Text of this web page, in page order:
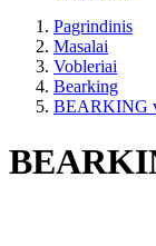
Pagrindinis
Masalai
Vobleriai
Bearking
BEARKING